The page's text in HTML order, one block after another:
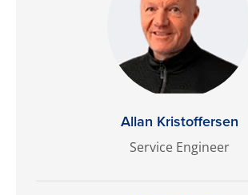
Allan Kristoffersen
Service Engineer